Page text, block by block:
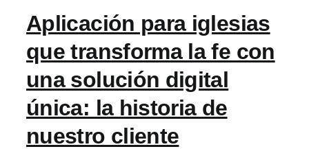
RFP
Aplicación para iglesias
que transforma la fe con
una solución digital
única: la historia de
nuestro cliente